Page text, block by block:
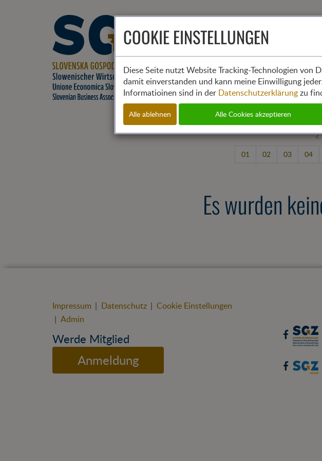
01
02 03 04
Es wurden
Impressum | Datenschutz | Cookie Einstellungen
| Admin
Werde Mitglied
Anmeldung
COOKIE EINSTELLUNGEN
Diese Seite nutzt Website Tracking-Technologien von
damit einverstanden und kann meine Einwilligung
Informatioinen sind in der Datenschutzerklärungzu
Alle ablehnen Alle Cookies akzeptieren